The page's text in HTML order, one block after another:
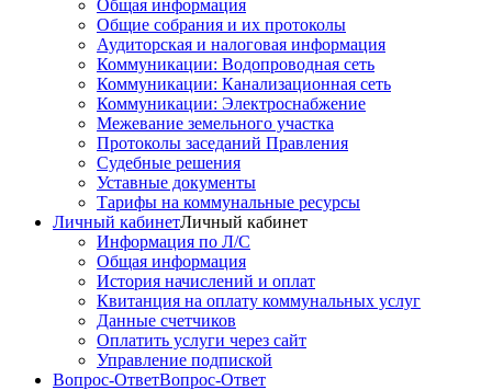
Общая информация
Общие собрания и их протоколы
Аудиторская и налоговая информация
Коммуникации: Водопроводная сеть
Коммуникации: Канализационная сеть
Коммуникации: Электроснабжение
Межевание земельного участка
Протоколы заседаний Правления
Судебные решения
Уставные документы
Тарифы на коммунальные ресурсы
Личный кабинетЛичный кабинет
Информация по Л/С
Общая информация
История начислений и оплат
Квитанция на оплату коммунальных услуг
Данные счетчиков
Оплатить услуги через сайт
Управление подпиской
Вопрос-ОтветВопрос-Ответ